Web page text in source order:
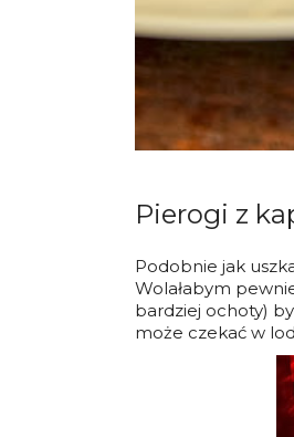
Pierogi z
Podobnie jak
Wolałabym
bardziej ochoty)
może czekać w